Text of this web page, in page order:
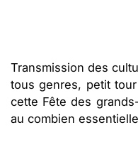
Transmission des
tous genres, petit
cette Fête des
au combien